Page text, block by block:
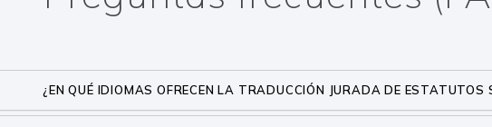
¿EN QUÉ IDIOMAS OFRECEN LA TRADUCCIÓN JURADA DE ESTATUTOS